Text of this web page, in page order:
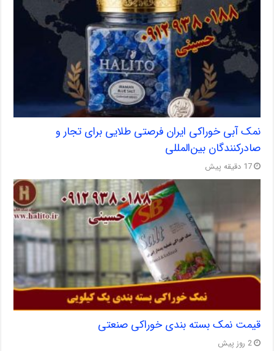
نمک آبی خوراکی ایران فرصتی طلایی برای تجار و
صادرکنندگان بین‌المللی
17 دقیقه پیش
قیمت نمک بسته بندی خوراکی صنعتی
2 روز پیش